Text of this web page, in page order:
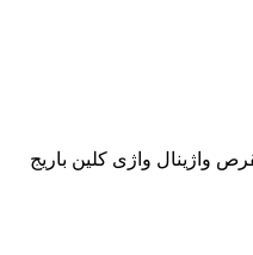
واژینال واژی کلین باریج